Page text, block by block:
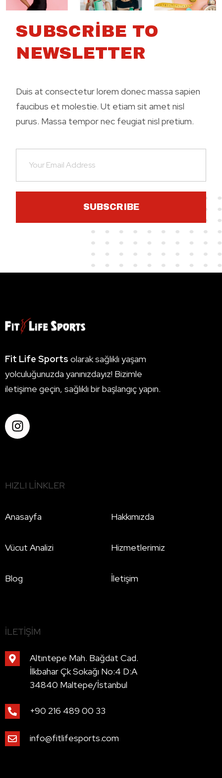
SUBSCRIBE TO
NEWSLETTER
Duis at consectetur lorem donec massa sapien
faucibus et molestie. Ut etiam sit amet nisl
purus. Massa tempor nec feugiat nisl pretium.
SUBSCRIBE
Fit Life Sports olarak sağlıklı yaşam
yolculuğunuzda yanınızdayız! Bizimle
iletişime geçin, sağlıklı bir başlangıç yapın.
HIZLI LINKLER
Anasayfa Hakkımızda
Vücut Analizi Hizmetlerimiz
Blog İletişim
İLETIŞIM
Altıntepe Mah. Bağdat Cad.
İlkbahar Çk Sokağı No:4 D:A
34840 Maltepe/İstanbul
+90 216 489 00 33
info@fitlifesports.com